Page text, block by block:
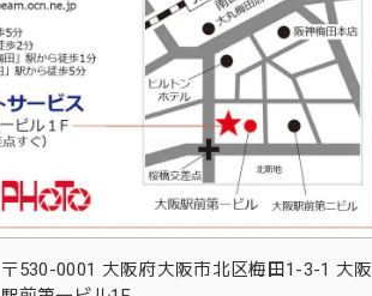
〒530-0001 大阪府大阪市北区梅田1-3-1 大阪